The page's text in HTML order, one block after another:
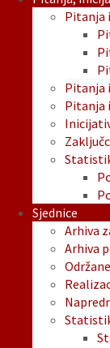
Pitanja
Pitanja
Pitanja
Sjednice
Arhiva
Arhiva